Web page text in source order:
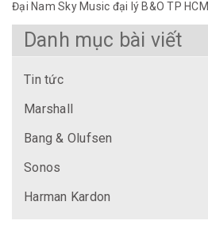
Đại Nam Sky Music đại lý B&O TP HCM
Danh mục bài viết
Tin tức
Marshall
Bang & Olufsen
Sonos
Harman Kardon